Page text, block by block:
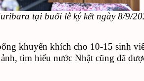
tại buổi lễ ký kết ngày 8/9/
khuyến khích cho 10-15 sinh
tìm hiểu nước Nhật cũng đã